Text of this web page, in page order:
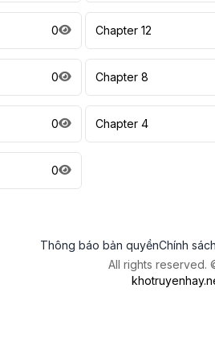
0 Chapter 12
0 Chapter 8
0 Chapter 4
0
Thông báo bản quyềnChính
All rights reserved.